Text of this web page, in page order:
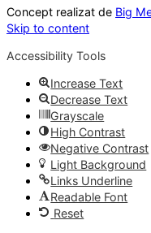
Concept realizat de Big
Skip to content
Accessibility Tools
Increase Text
Decrease Text
Grayscale
High Contrast
Negative Contrast
Light Background
Links Underline
Readable Font
Reset